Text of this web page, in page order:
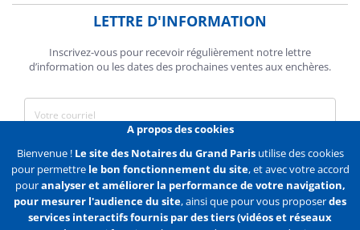
LETTRE D'INFORMATION
Inscrivez-vous pour recevoir régulièrement notre lettre
d’information ou les dates des prochaines ventes aux enchères.
J'accepte de recevoir des communications de la Chambre des
Notaires de Paris.
En savoir plus
S'abonner
A propos des cookies
Bienvenue ! Le site des Notaires du Grand Parisutilise des cookies
pour permettre le bon fonctionnement du site, et avec votre accord
pouranalyser et améliorer la performance de votre navigation,
pour mesurer l'audience du site, ainsi que pour vous proposerdes
services interactifs fournis par des tiers (vidéos et réseaux